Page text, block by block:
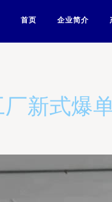
首页 企业简介
新式爆